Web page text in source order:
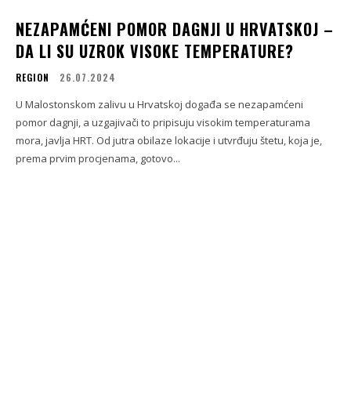
NEZAPAMĆENI POMOR DAGNJI U HRVATSKOJ –
DA LI SU UZROK VISOKE TEMPERATURE?
REGION 26.07.2024
U Malostonskom zalivu u Hrvatskoj događa se nezapamćeni
pomor dagnji, a uzgajivači to pripisuju visokim temperaturama
mora, javlja HRT. Od jutra obilaze lokacije i utvrđuju štetu, koja je,
prema prvim procjenama, gotovo...